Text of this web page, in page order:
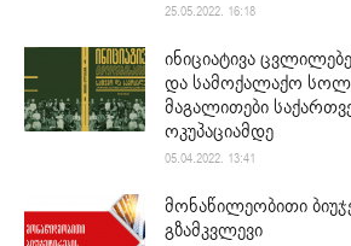
25.05.2022. 16:18
ინიციატივა
და სამოქალაქო
მაგალითები
ოკუპაციამდე
05.04.2022. 13:41
მონაწილეობითი
გზამკვლევი